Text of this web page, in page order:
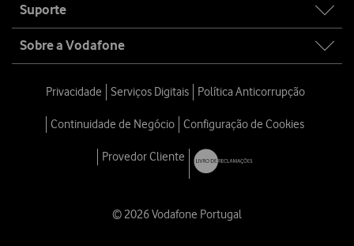
Suporte
Sobre a Vodafone
Privacidade Serviços Digitais Política Anticorrupção
Continuidade de Negócio Configuração de Cookies
Provedor Cliente
© 2026 Vodafone Portugal